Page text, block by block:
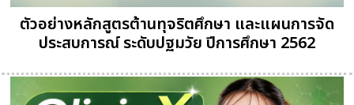
ตัวอย่างหลักสูตรต้านทุจริตศึกษา และแผนการจัด
ประสบการณ์ ระดับปฐมวัย ปีการศึกษา 2562